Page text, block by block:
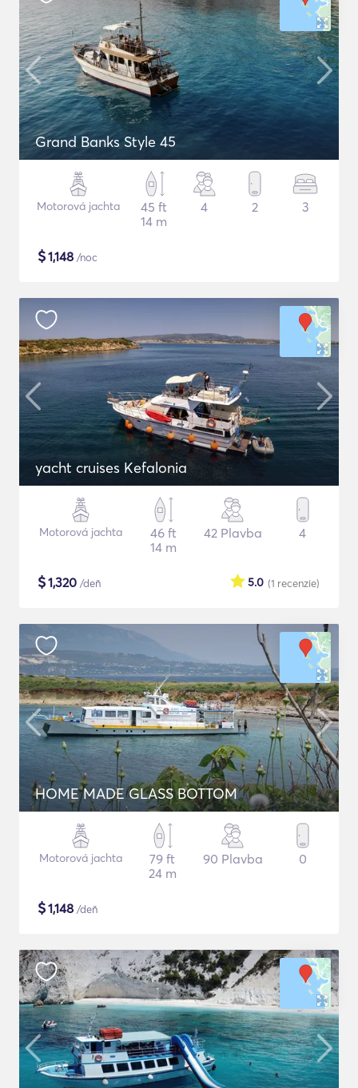
Grand Banks Style 45
Motorová jachta
45 ft
14 m
4 2 3
$1,148 /noc
yacht cruises Kefalonia
Motorová jachta
46 ft
14 m
42 Plavba 4
$1,320 /deň (1 recenzie)
5.0
HOME MADE GLASS BOTTOM
Motorová jachta
79 ft
24 m
90 Plavba 0
$1,148 /deň